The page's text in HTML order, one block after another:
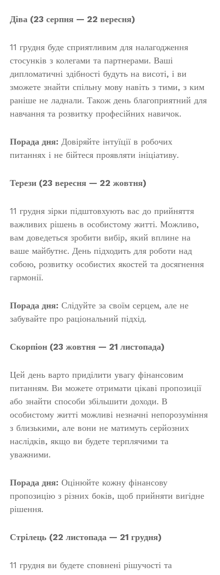
Діва (23 серпня — 22 вересня)
11 грудня буде сприятливим для налагодження
стосунків з колегами та партнерами. Ваші
дипломатичні здібності будуть на висоті, і ви
зможете знайти спільну мову навіть з тими, з ким
раніше не ладнали. Також день благоприятний для
навчання та розвитку професійних навичок.
Порада дня: Довіряйте інтуїції в робочих
питаннях і не бійтеся проявляти ініціативу.
Терези (23 вересня — 22 жовтня)
11 грудня зірки підштовхують вас до прийняття
важливих рішень в особистому житті. Можливо,
вам доведеться зробити вибір, який вплине на
ваше майбутнє. День підходить для роботи над
собою, розвитку особистих якостей та досягнення
гармонії.
Порада дня: Слідуйте за своїм серцем, але не
забувайте про раціональний підхід.
Скорпіон (23 жовтня — 21 листопада)
Цей день варто приділити увагу фінансовим
питанням. Ви можете отримати цікаві пропозиції
або знайти способи збільшити доходи. В
особистому житті можливі незначні непорозуміння
з близькими, але вони не матимуть серйозних
наслідків, якщо ви будете терплячими та
уважними.
Порада дня: Оцінюйте кожну фінансову
пропозицію з різних боків, щоб прийняти вигідне
рішення.
Стрілець (22 листопада — 21 грудня)
11 грудня ви будете сповнені рішучості та